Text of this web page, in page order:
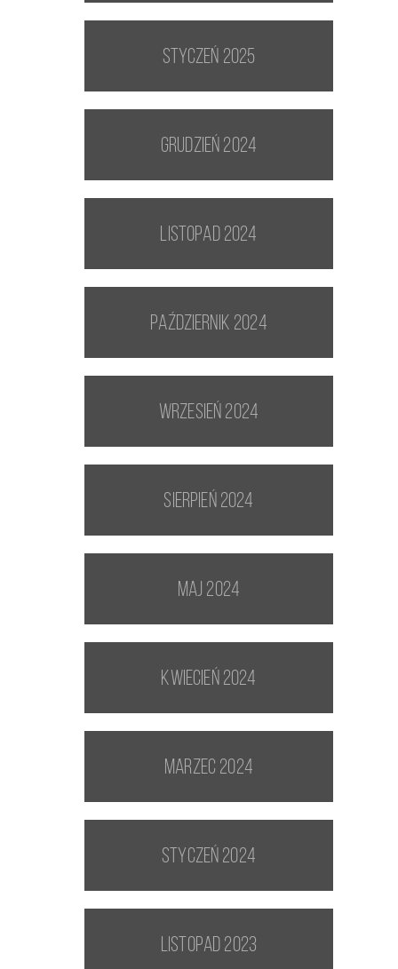
styczeń 2025
grudzień 2024
listopad 2024
październik 2024
wrzesień 2024
sierpień 2024
maj 2024
kwiecień 2024
marzec 2024
styczeń 2024
listopad 2023